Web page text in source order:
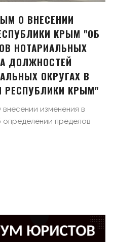
О ВНЕСЕНИИ
КРЫМ "ОБ
НОТАРИАЛЬНЫХ
ДОЛЖНОСТЕЙ
ОКРУГАХ В
РЕСПУБЛИКИ КРЫМ"
изменения в
пределов